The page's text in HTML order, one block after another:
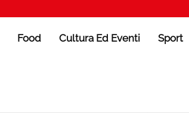
Food Cultura Ed Eventi Sport